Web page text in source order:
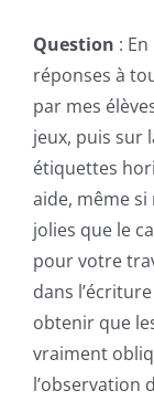
Question :
réponses à
par mes
jeux, puis sur
étiquettes
aide, même
jolies que le
pour votre
dans
obtenir que
vraiment
l’observation